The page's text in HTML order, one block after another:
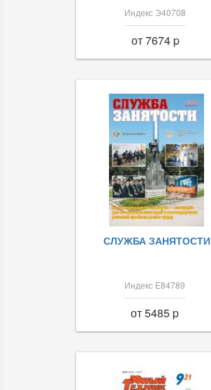
Индекс Э40708
от 7674 p
СЛУЖБА ЗАНЯТОСТИ
Индекс Е84789
от 5485 p